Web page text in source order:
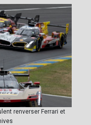
renverser Ferrari et